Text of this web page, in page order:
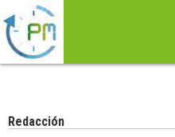
Redacción